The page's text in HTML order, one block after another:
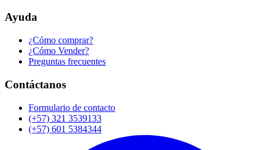
Ayuda
¿Cómo comprar?
¿Cómo Vender?
Preguntas frecuentes
Contáctanos
Formulario de contacto
(+57) 321 3539133
(+57) 601 5384344